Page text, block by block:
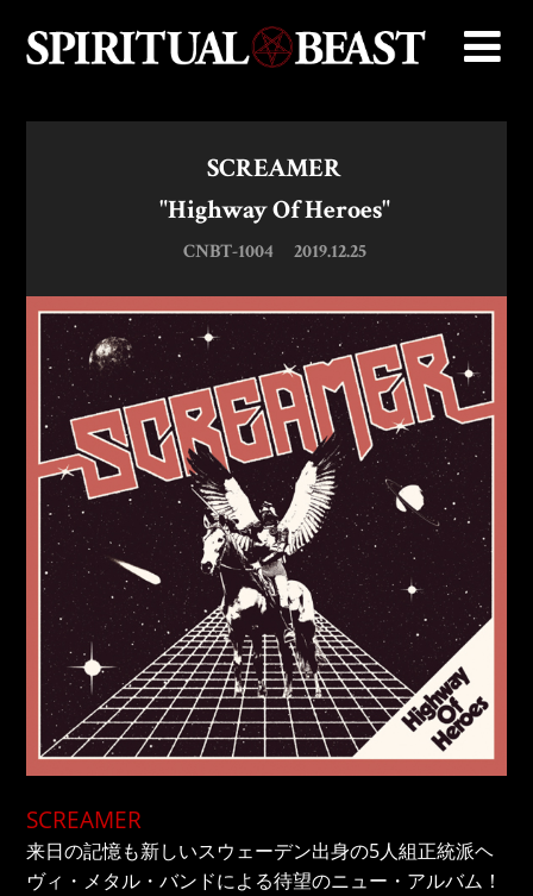
SCREAMER
"Highway Of Heroes"
CNBT-1004 2019.12.25
SCREAMER
来日の記憶も新しいスウェーデン出身の5人組正統派ヘ
ヴィ・メタル・バンドによる待望のニュー・アルバム！